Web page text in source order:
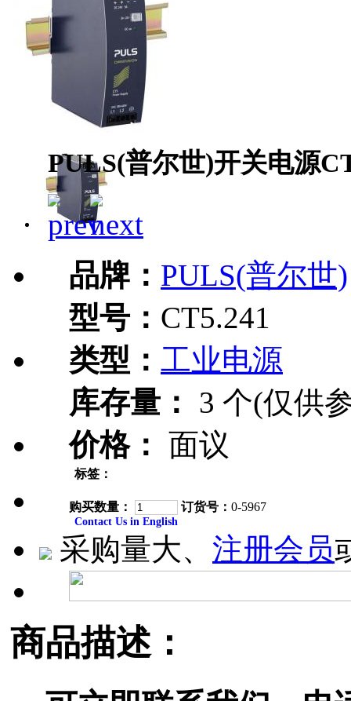
PULS(普尔世)开关电源
品牌： PULS(普尔世)
型号： CT5.241
类型： 工业电源
库存量：
3 个(仅供
价格： 面议
标签：
购买数量： 订货号： 0-5967
Contact Us in English
采购量大、 注册会员
商品描述：